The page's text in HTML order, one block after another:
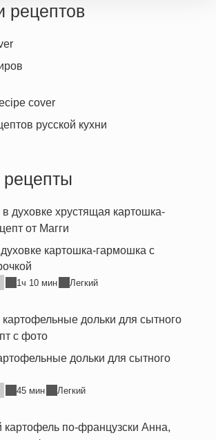
рецептов
русской кухни
картошка-гармошка с
1ч 10 мин Легкий
дольки для сытного
45 мин Легкий